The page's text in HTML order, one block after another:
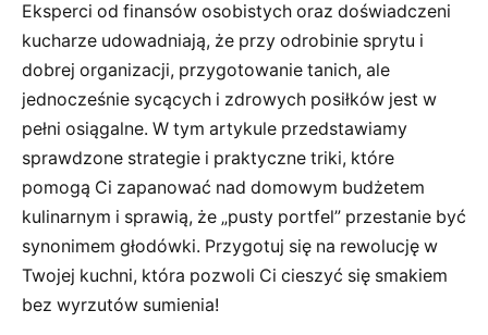
Eksperci od finansów osobistych oraz doświadczeni
kucharze udowadniają, że przy odrobinie sprytu i
dobrej organizacji, przygotowanie tanich, ale
jednocześnie sycących i zdrowych posiłków jest w
pełni osiągalne. W tym artykule przedstawiamy
sprawdzone strategie i praktyczne triki, które
pomogą Ci zapanować nad domowym budżetem
kulinarnym i sprawią, że „pusty portfel” przestanie być
synonimem głodówki. Przygotuj się na rewolucję w
Twojej kuchni, która pozwoli Ci cieszyć się smakiem
bez wyrzutów sumienia!